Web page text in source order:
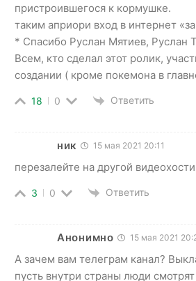
пристроившегося к кормушке.
таким априори вход в интернет
* Спасибо Руслан Мятиев, Руслан
Всем, кто сделал этот ролик,
создании ( кроме покемона в
18 0 Ответить
ник 15 мая 2021 20:11
перезалейте на другой
3 0 Ответить
Анонимно 15 мая 2021
А зачем вам телеграм канал?
пусть внутри страны люди